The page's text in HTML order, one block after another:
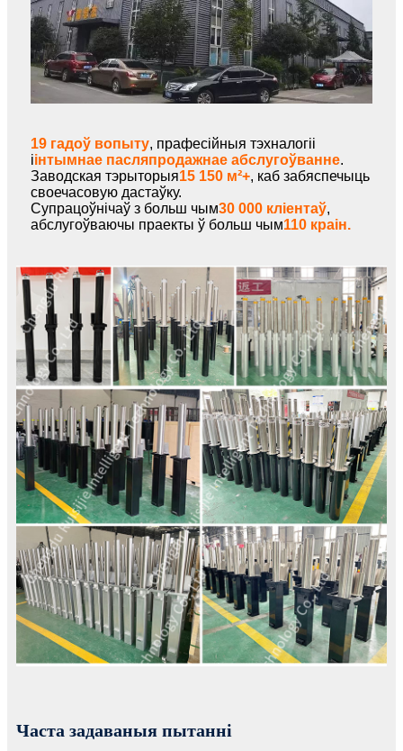
19 гадоў вопыту, прафесійныя тэхналогіі
іінтымнае пасляпродажнае абслугоўванне.
Заводская тэрыторыя15 150 м²+, каб забяспечыць
своечасовую дастаўку.
Супрацоўнічаў з больш чым30 000 кліентаў,
абслугоўваючы праекты ў больш чым110 краін.
Часта задаваныя пытанні